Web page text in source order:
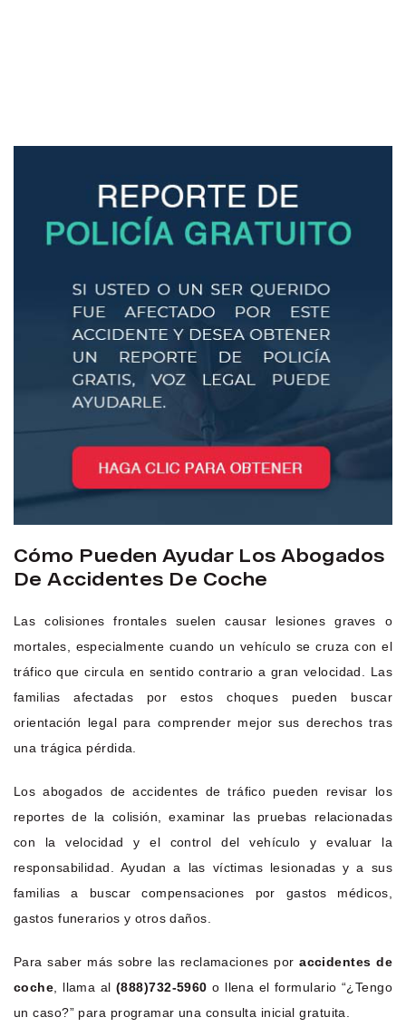
Cómo Pueden Ayudar Los Abogados
De Accidentes De Coche
Las colisiones frontales suelen causar lesiones graves o
mortales, especialmente cuando un vehículo se cruza con el
tráfico que circula en sentido contrario a gran velocidad. Las
familias afectadas por estos choques pueden buscar
orientación legal para comprender mejor sus derechos tras
una trágica pérdida.
Los abogados de accidentes de tráfico pueden revisar los
reportes de la colisión, examinar las pruebas relacionadas
con la velocidad y el control del vehículo y evaluar la
responsabilidad. Ayudan a las víctimas lesionadas y a sus
familias a buscar compensaciones por gastos médicos,
gastos funerarios y otros daños.
Para saber más sobre las reclamaciones poraccidentes de
coche , llama al(888)732-5960 o llena el formulario “¿Tengo
un caso?” para programar una consulta inicial gratuita.